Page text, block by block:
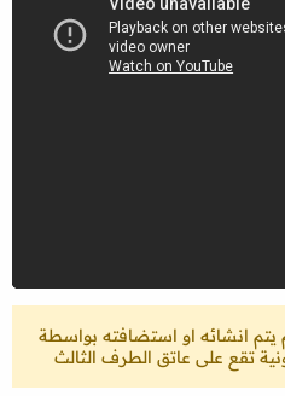
يتم انشائه او استضافته بواسطة
تقع على عاتق الطرف الثالث